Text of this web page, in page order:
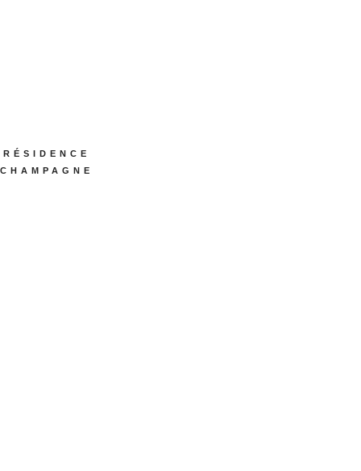
RÉSIDENCE
CHAMPAGNE